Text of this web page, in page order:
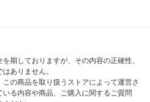
期しておりますが、その内容の正確性、
ありません。
の商品を取り扱うストアによって運営さ
る内容や商品、ご購入に関するご質問